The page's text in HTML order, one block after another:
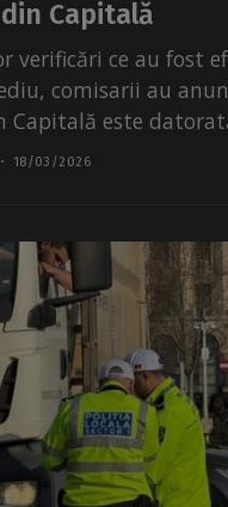
Capitală
verificări ce au fost
comisarii au
Capitală este
18/03/2026